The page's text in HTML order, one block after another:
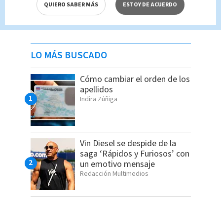
LO MÁS BUSCADO
Cómo cambiar el orden de los
apellidos
Indira Zúñiga
Vin Diesel se despide de la
saga ‘Rápidos y Furiosos’ con
un emotivo mensaje
Redacción Multimedios
QUIERO SABER MÁS ESTOY DE ACUERDO